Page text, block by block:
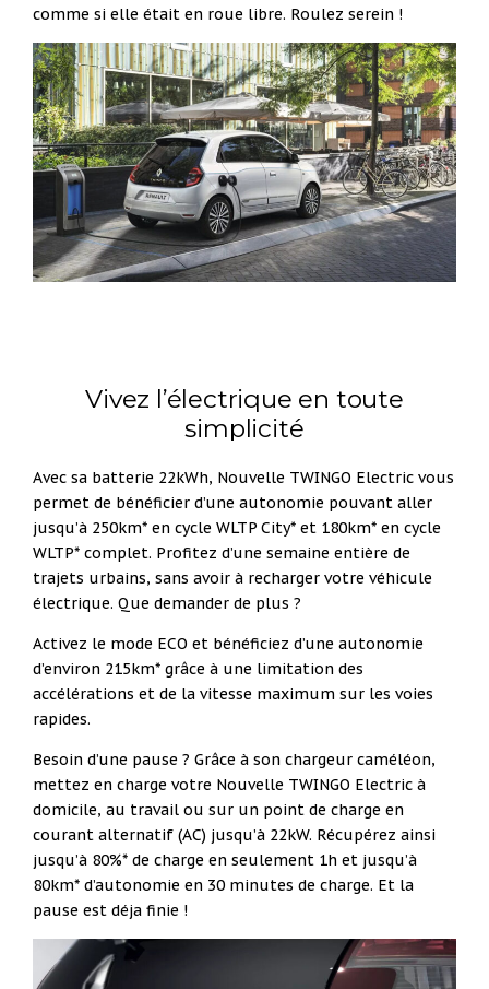
comme si elle était en roue libre. Roulez serein !
Vivez l’électrique en toute
simplicité
Avec sa batterie 22kWh, Nouvelle TWINGO Electric vous
permet de bénéficier d’une autonomie pouvant aller
jusqu’à 250km* en cycle WLTP City* et 180km* en cycle
WLTP* complet. Profitez d’une semaine entière de
trajets urbains, sans avoir à recharger votre véhicule
électrique. Que demander de plus ?
Activez le mode ECO et bénéficiez d’une autonomie
d’environ 215km* grâce à une limitation des
accélérations et de la vitesse maximum sur les voies
rapides.
Besoin d’une pause ? Grâce à son chargeur caméléon,
mettez en charge votre Nouvelle TWINGO Electric à
domicile, au travail ou sur un point de charge en
courant alternatif (AC) jusqu’à 22kW. Récupérez ainsi
jusqu’à 80%* de charge en seulement 1h et jusqu’à
80km* d’autonomie en 30 minutes de charge. Et la
pause est déja finie !